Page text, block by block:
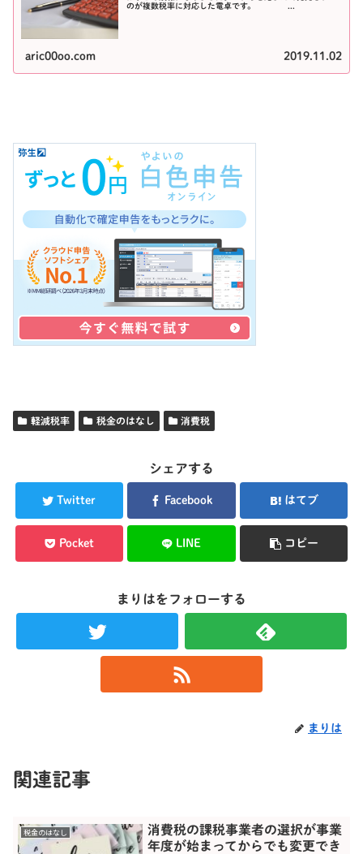
のが複数税率に対応した電卓です。 ...
aric00oo.com 2019.11.02
軽減税率 税金のはなし 消費税
シェアする
Twitter Facebook はてブ
Pocket LINE コピー
まりはをフォローする
まりは
関連記事
税金のはなし
消費税の課税事業者の選択が事業
年度が始まってからでも変更でき